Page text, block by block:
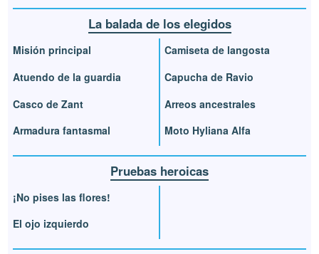
La balada de los elegidos
Misión principal
Atuendo de la guardia
Casco de Zant
Armadura fantasmal
Camiseta de langosta
Capucha de Ravio
Arreos ancestrales
Moto Hyliana Alfa
Pruebas heroicas
¡No pises las flores!
El ojo izquierdo